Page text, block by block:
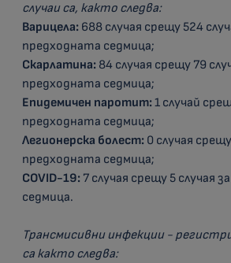
случаи са, както следва:
Варицела: 688 случая срещу 524
предходната седмица;
Скарлатина: 84 случая срещу 79
предходната седмица;
Епидемичен паротит:1 случай
предходната седмица;
Легионерска болест: 0 случая
предходната седмица;
COVID-19: 7 случая срещу 5 случая
седмица.
Трансмисивни инфекции -
са както следва: